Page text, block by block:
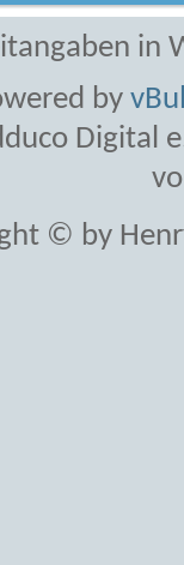
in
by
Digital
© by